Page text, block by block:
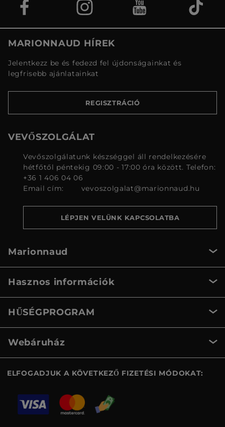
MARIONNAUD HÍREK
Jelentkezz be és fedezd fel újdonságainkat és
legfrisebb ajánlatainkat
REGISZTRÁCIÓ
VEVŐSZOLGÁLAT
Vevőszolgálatunk készséggel áll rendelkezésére
hétfőtől péntekig 09:00 - 17:00 óra között. Telefon:
+36 1 406 04 06
Email cím:
vevoszolgalat@marionnaud.hu
LÉPJEN VELÜNK KAPCSOLATBA
Marionnaud
Hasznos információk
HŰSÉGPROGRAM
Webáruház
ELFOGADJUK A KÖVETKEZŐ FIZETÉSI MÓDOKAT: